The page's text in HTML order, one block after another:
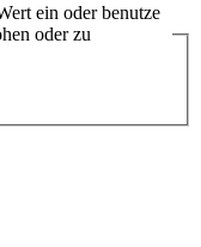
ein oder benutze
oder zu